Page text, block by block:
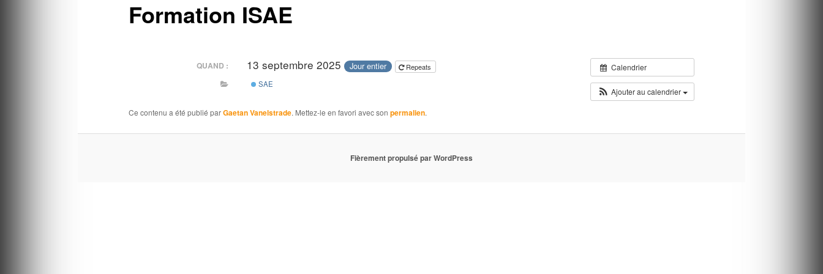
Formation ISAE
Calendrier
Ajouter au calendrier
QUAND : 13 septembre 2025 Jour entier
Repeats
SAE
Ce contenu a été publié parGaetan Vanelstrade. Mettez-le en favori avec son permalien.
Fièrement propulsé par WordPress